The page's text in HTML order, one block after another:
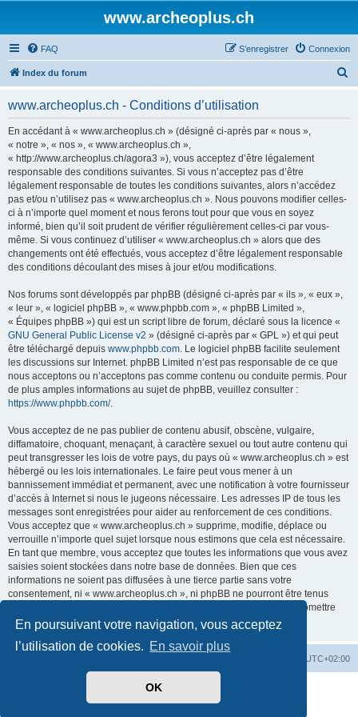
En poursuivant votre navigation, vous acceptez
l’utilisation de cookies. En savoir plus
OK
www.archeoplus.ch
FAQ Connexion
S’enregistrer
Index du forum
www.archeoplus.ch - Conditions d’utilisation
En accédant à « www.archeoplus.ch » (désigné ci-après par « nous »,
« notre », « nos », « www.archeoplus.ch »,
« http://www.archeoplus.ch/agora3 »), vous acceptez d’être légalement
responsable des conditions suivantes. Si vous n’acceptez pas d’être
légalement responsable de toutes les conditions suivantes, alors n’accédez
pas et/ou n’utilisez pas « www.archeoplus.ch ». Nous pouvons modifier celles-
ci à n’importe quel moment et nous ferons tout pour que vous en soyez
informé, bien qu’il soit prudent de vérifier régulièrement celles-ci par vous-
même. Si vous continuez d’utiliser « www.archeoplus.ch » alors que des
changements ont été effectués, vous acceptez d’être légalement responsable
des conditions découlant des mises à jour et/ou modifications.
Nos forums sont développés par phpBB (désigné ci-après par « ils », « eux »,
« leur », « logiciel phpBB », « www.phpbb.com », « phpBB Limited »,
« Équipes phpBB ») qui est un script libre de forum, déclaré sous la licence «
GNU General Public License v2 » (désigné ci-après par « GPL ») et qui peut
être téléchargé depuis www.phpbb.com. Le logiciel phpBB facilite seulement
les discussions sur Internet. phpBB Limited n’est pas responsable de ce que
nous acceptons ou n’acceptons pas comme contenu ou conduite permis. Pour
de plus amples informations au sujet de phpBB, veuillez consulter :
https://www.phpbb.com/.
Vous acceptez de ne pas publier de contenu abusif, obscène, vulgaire,
diffamatoire, choquant, menaçant, à caractère sexuel ou tout autre contenu qui
peut transgresser les lois de votre pays, du pays où « www.archeoplus.ch » est
hébergé ou les lois internationales. Le faire peut vous mener à un
bannissement immédiat et permanent, avec une notification à votre fournisseur
d’accès à Internet si nous le jugeons nécessaire. Les adresses IP de tous les
messages sont enregistrées pour aider au renforcement de ces conditions.
Vous acceptez que « www.archeoplus.ch » supprime, modifie, déplace ou
verrouille n’importe quel sujet lorsque nous estimons que cela est nécessaire.
En tant que membre, vous acceptez que toutes les informations que vous avez
saisies soient stockées dans notre base de données. Bien que ces
informations ne soient pas diffusées à une tierce partie sans votre
consentement, ni « www.archeoplus.ch », ni phpBB ne pourront être tenus
comme responsables en cas de tentative de piratage visant à compromettre
les données.
UTC+02:00
phpBB ® Forum Software © phpBB Limited
phpBB-fr.com